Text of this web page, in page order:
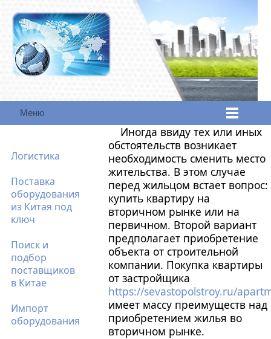
Меню
Логистика
Поставка
оборудования
из Китая под
ключ
Поиск и
подбор
поставщиков
в Китае
Импорт
оборудования
Иногда ввиду тех или иных
обстоятельств возникает
необходимость сменить место
жительства. В этом случае
перед жильцом встает вопрос:
купить квартиру на
вторичном рынке или на
первичном. Второй вариант
предполагает приобретение
объекта от строительной
компании. Покупка квартиры
от застройщика
https://sevastopolstroy.ru/
имеет массу преимуществ над
приобретением жилья во
вторичном рынке.